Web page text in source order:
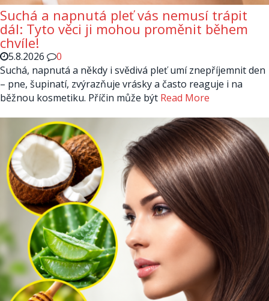
Suchá a napnutá pleť vás nemusí trápit
dál: Tyto věci ji mohou proměnit během
chvíle!
5.8.2026
0
Suchá, napnutá a někdy i svědivá pleť umí znepříjemnit den
– pne, šupinatí, zvýrazňuje vrásky a často reaguje i na
běžnou kosmetiku. Příčin může být Read More